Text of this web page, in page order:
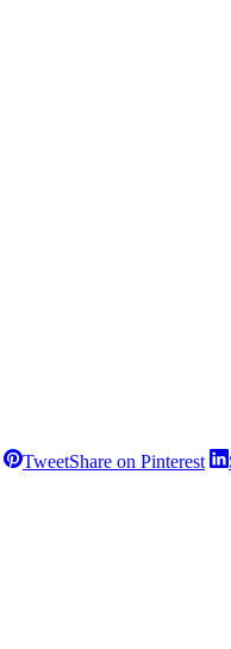
TweetShare on Pinterest